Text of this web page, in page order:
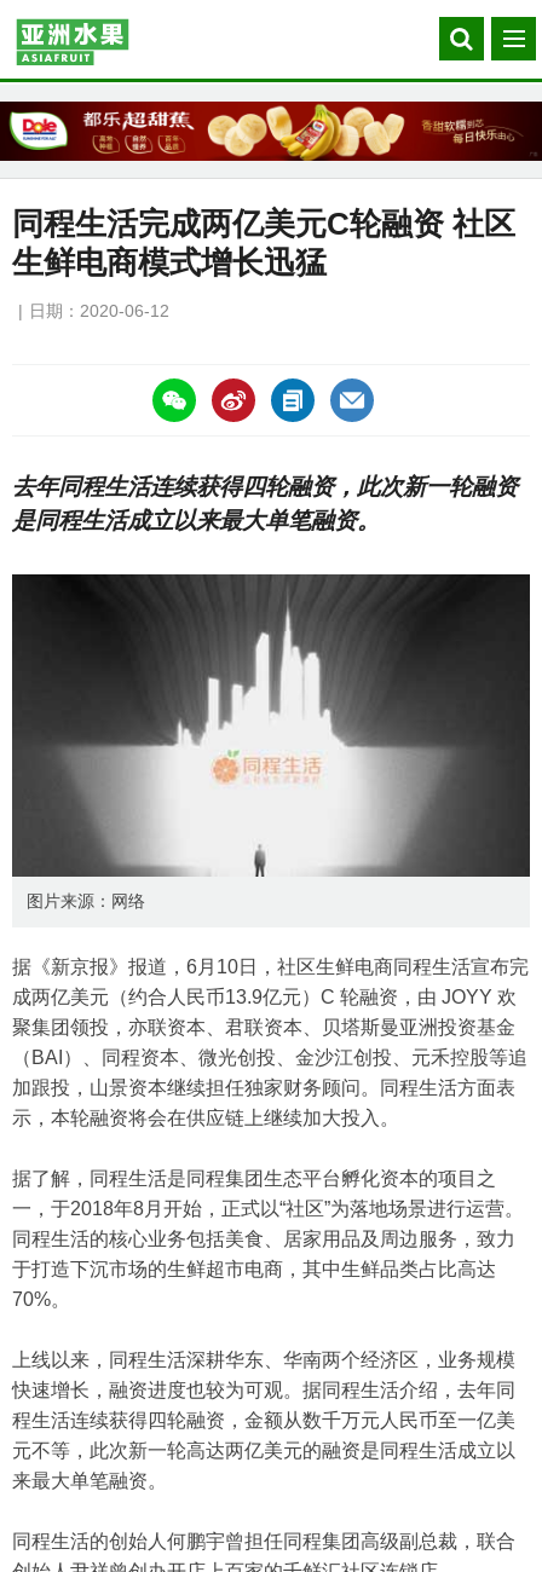
Search
our
菜
单
同程生活完成两亿美元C轮融资 社区
生鲜电商模式增长迅猛
日期：2020-06-12
https://asiafruitchina.net/19671.html
去年同程生活连续获得四轮融资，此次新一轮融资
是同程生活成立以来最大单笔融资。
图片来源：网络
据《新京报》报道，6月10日，社区生鲜电商同程生活宣布完
成两亿美元（约合人民币13.9亿元）C 轮融资，由 JOYY 欢
聚集团领投，亦联资本、君联资本、贝塔斯曼亚洲投资基金
（BAI）、同程资本、微光创投、金沙江创投、元禾控股等追
加跟投，山景资本继续担任独家财务顾问。同程生活方面表
示，本轮融资将会在供应链上继续加大投入。
据了解，同程生活是同程集团生态平台孵化资本的项目之
一，于2018年8月开始，正式以“社区”为落地场景进行运营。
同程生活的核心业务包括美食、居家用品及周边服务，致力
于打造下沉市场的生鲜超市电商，其中生鲜品类占比高达
70%。
上线以来，同程生活深耕华东、华南两个经济区，业务规模
快速增长，融资进度也较为可观。据同程生活介绍，去年同
程生活连续获得四轮融资，金额从数千万元人民币至一亿美
元不等，此次新一轮高达两亿美元的融资是同程生活成立以
来最大单笔融资。
同程生活的创始人何鹏宇曾担任同程集团高级副总裁，联合